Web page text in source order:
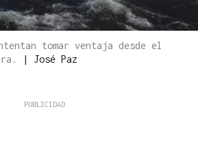
tomar ventaja desde el
| José Paz